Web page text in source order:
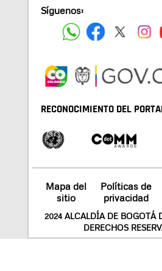
Síguenos:
RECONOCIMIENTO DEL
Mapa del
sitio
Políticas de
privacidad
2024 ALCALDÍA DE BOGOTÁ
DERECHOS